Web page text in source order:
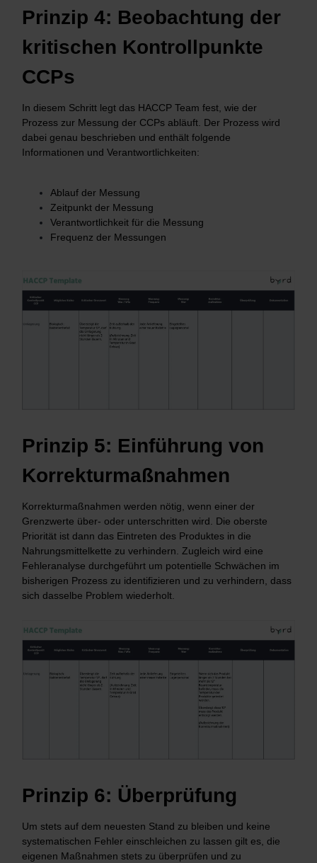
Prinzip 4: Beobachtung der
kritischen Kontrollpunkte
CCPs
In diesem Schritt legt das HACCP Team fest, wie der
Prozess zur Messung der CCPs abläuft. Der Prozess wird
dabei genau beschrieben und enthält folgende
Informationen und Verantwortlichkeiten:
Ablauf der Messung
Zeitpunkt der Messung
Verantwortlichkeit für die Messung
Frequenz der Messungen
Prinzip 5: Einführung von
Korrekturmaßnahmen
Korrekturmaßnahmen werden nötig, wenn einer der
Grenzwerte über- oder unterschritten wird. Die oberste
Priorität ist dann das Eintreten des Produktes in die
Nahrungsmittelkette zu verhindern. Zugleich wird eine
Fehleranalyse durchgeführt um potentielle Schwächen im
bisherigen Prozess zu identifizieren und zu verhindern, dass
sich dasselbe Problem wiederholt.
Prinzip 6: Überprüfung
Um stets auf dem neuesten Stand zu bleiben und keine
systematischen Fehler einschleichen zu lassen gilt es, die
eigenen Maßnahmen stets zu überprüfen und zu